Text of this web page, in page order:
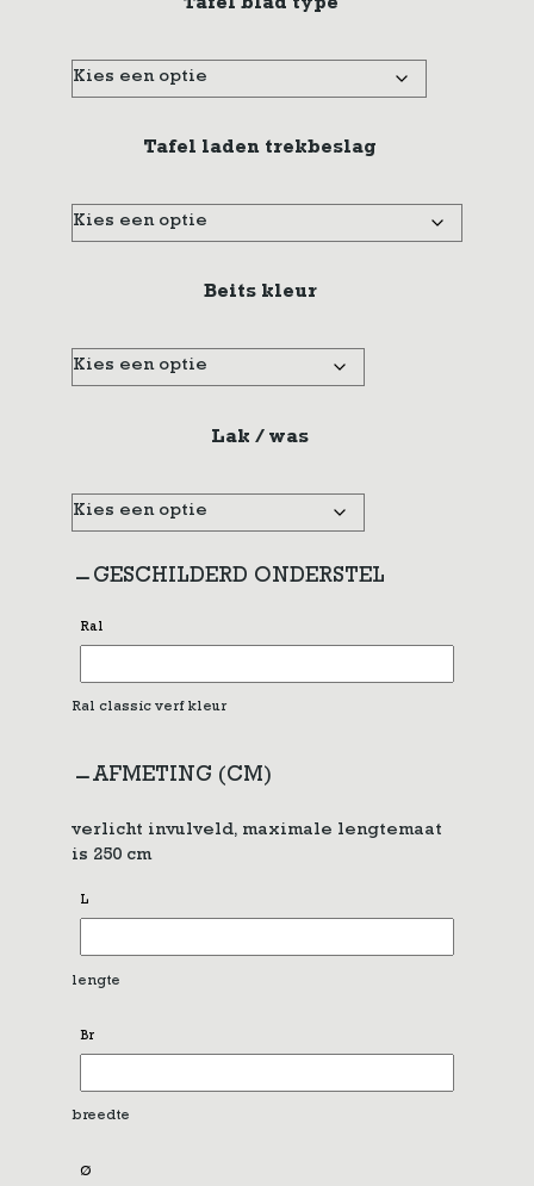
Tafel blad type
Tafel laden trekbeslag
Beits kleur
Lak / was
GESCHILDERD ONDERSTEL
Ral
Ral classic verf kleur
AFMETING (CM)
verlicht invulveld, maximale lengtemaat
is 250 cm
L
lengte
Br
breedte
Ø